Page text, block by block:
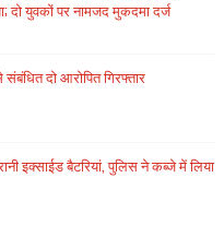
दो युवकों पर नामजद मुकदमा दर्ज
दो आरोपित गिरफ्तार
इक्साईड बैटरियां, पुलिस ने कब्जे में लिया